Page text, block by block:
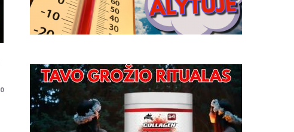
0
jau nuo metų pradžios
2025-12-31 0
deklaruotus plotus
2020-10-18